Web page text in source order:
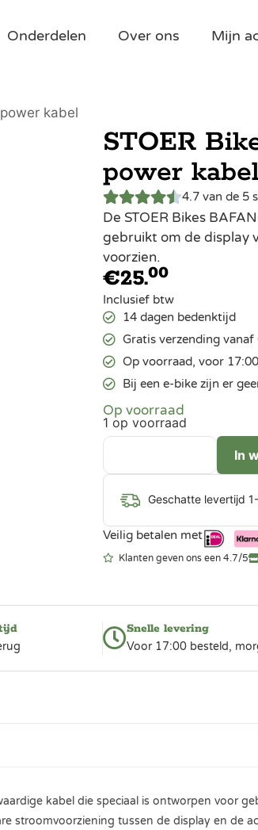
Onderdelen Over ons Mijn
kabel
STOER
power kabel
4.7 van de 5
De STOER Bikes
gebruikt om de display
voorzien.
€25.00
Inclusief btw
14 dagen bedenktijd
Gratis verzending vanaf
Op voorraad, voor
Bij een e-bike zijn er
Op voorraad
1 op voorraad
In
Geschatte levertijd
Veilig betalen met
Klanten geven ons een 4.7/5
Snelle levering
Voor 17:00 besteld,
kabel die speciaal is ontworpen voor
stroomvoorziening tussen de display en de